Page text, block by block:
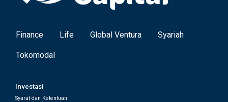
Finance Life Global Ventura Syariah
Tokomodal
Investasi
Syarat dan Ketentuan